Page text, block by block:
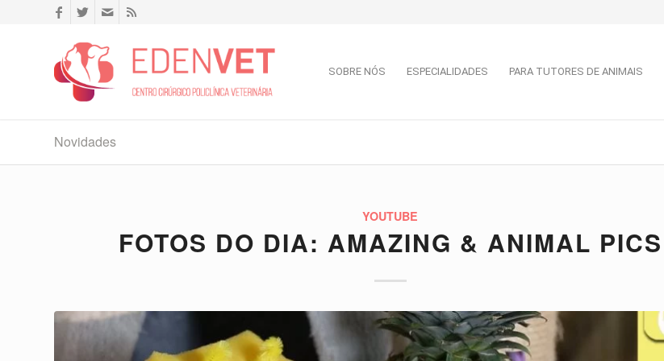
SOBRE NÓS ESPECIALIDADES PARA TUTORES DE ANIMAIS
Novidades
YOUTUBE
FOTOS DO DIA: AMAZING & ANIMAL PICS